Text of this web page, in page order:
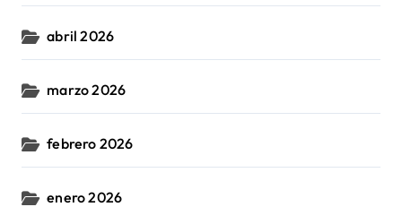
abril 2026
marzo 2026
febrero 2026
enero 2026